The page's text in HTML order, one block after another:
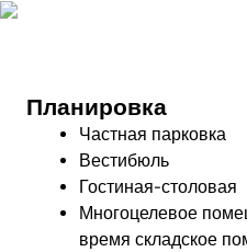
Планировка
Частная парковка
Вестибюль
Гостиная-столовая
Многоцелевое
время складское